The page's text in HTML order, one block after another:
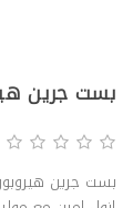
بست جرين
بست جرين